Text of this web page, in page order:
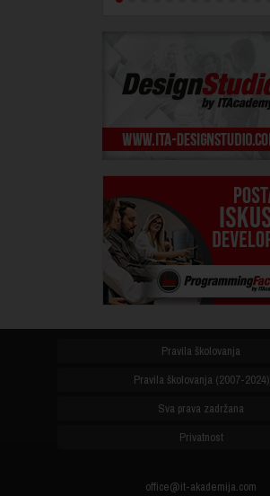
Pravila školovanja
Pravila školovanja (2007-2024)
Sva prava zadržana
Privatnost
office@it-akademija.com